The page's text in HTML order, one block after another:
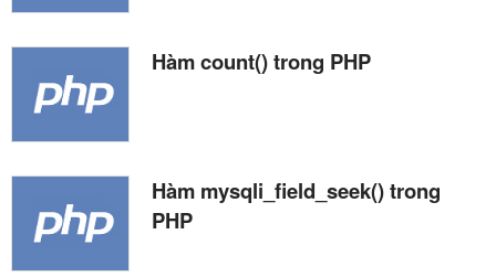
Hàm count() trong PHP
Hàm mysqli_field_seek() trong
PHP